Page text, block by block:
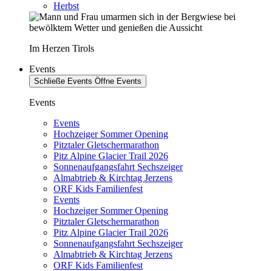
Herbst
Im Herzen Tirols
Events
Schließe Events Öffne Events
Events
Events
Hochzeiger Sommer Opening
Pitztaler Gletschermarathon
Pitz Alpine Glacier Trail 2026
Sonnenaufgangsfahrt Sechszeiger
Almabtrieb & Kirchtag Jerzens
ORF Kids Familienfest
Events
Hochzeiger Sommer Opening
Pitztaler Gletschermarathon
Pitz Alpine Glacier Trail 2026
Sonnenaufgangsfahrt Sechszeiger
Almabtrieb & Kirchtag Jerzens
ORF Kids Familienfest